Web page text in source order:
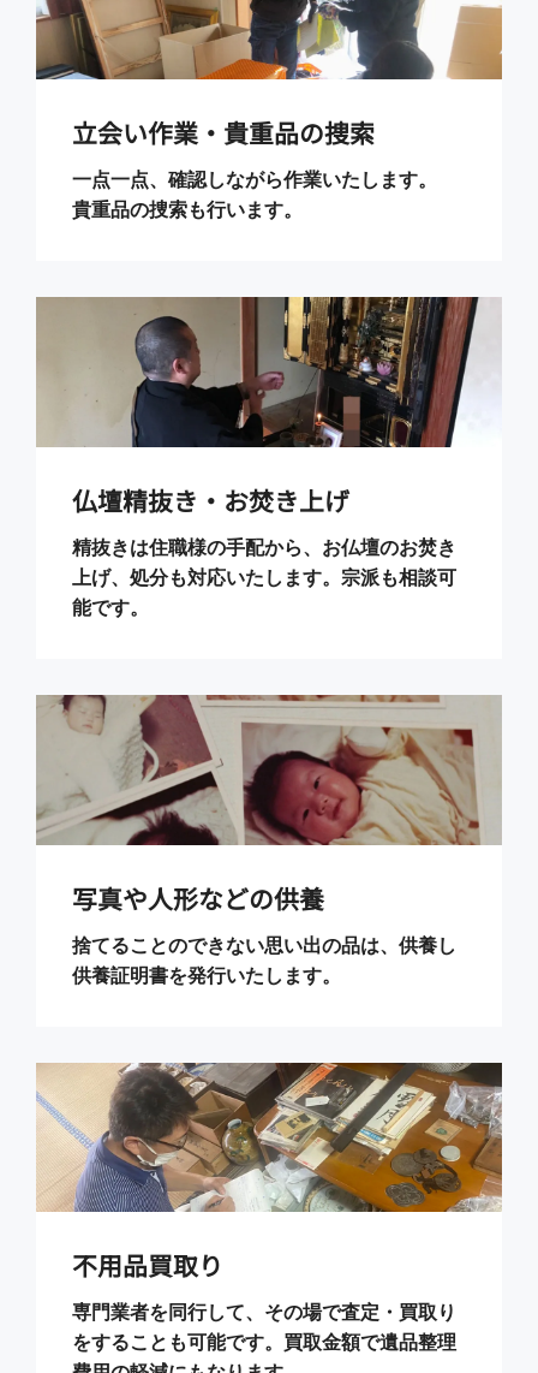
立会い作業・貴重品の捜索
一点一点、確認しながら作業いたします。
貴重品の捜索も行います。
仏壇精抜き・お焚き上げ
精抜きは住職様の手配から、お仏壇のお焚き
上げ、処分も対応いたします。宗派も相談可
能です。
写真や人形などの供養
捨てることのできない思い出の品は、供養し
供養証明書を発行いたします。
不用品買取り
専門業者を同行して、その場で査定・買取り
をすることも可能です。買取金額で遺品整理